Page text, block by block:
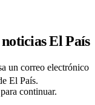
El País
un correo electrónico
El País.
continuar.